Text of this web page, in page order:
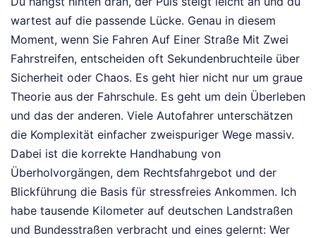
wartest auf die passende Lücke. Genau in diesem
Moment, wenn Sie Fahren Auf Einer Straße Mit Zwei
Fahrstreifen, entscheiden oft Sekundenbruchteile über
Sicherheit oder Chaos. Es geht hier nicht nur um graue
Theorie aus der Fahrschule. Es geht um dein Überleben
und das der anderen. Viele Autofahrer unterschätzen
die Komplexität einfacher zweispuriger Wege massiv.
Dabei ist die korrekte Handhabung von
Überholvorgängen, dem Rechtsfahrgebot und der
Blickführung die Basis für stressfreies Ankommen. Ich
habe tausende Kilometer auf deutschen Landstraßen
und Bundesstraßen verbracht und eines gelernt: Wer